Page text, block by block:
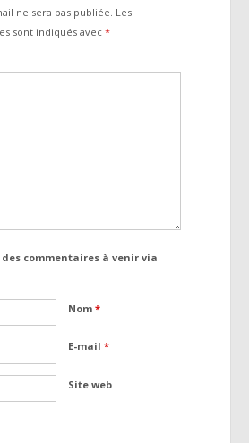
ne sera pas publiée. Les
sont indiqués avec*
commentaires à venir via
Nom*
E-mail*
Site web